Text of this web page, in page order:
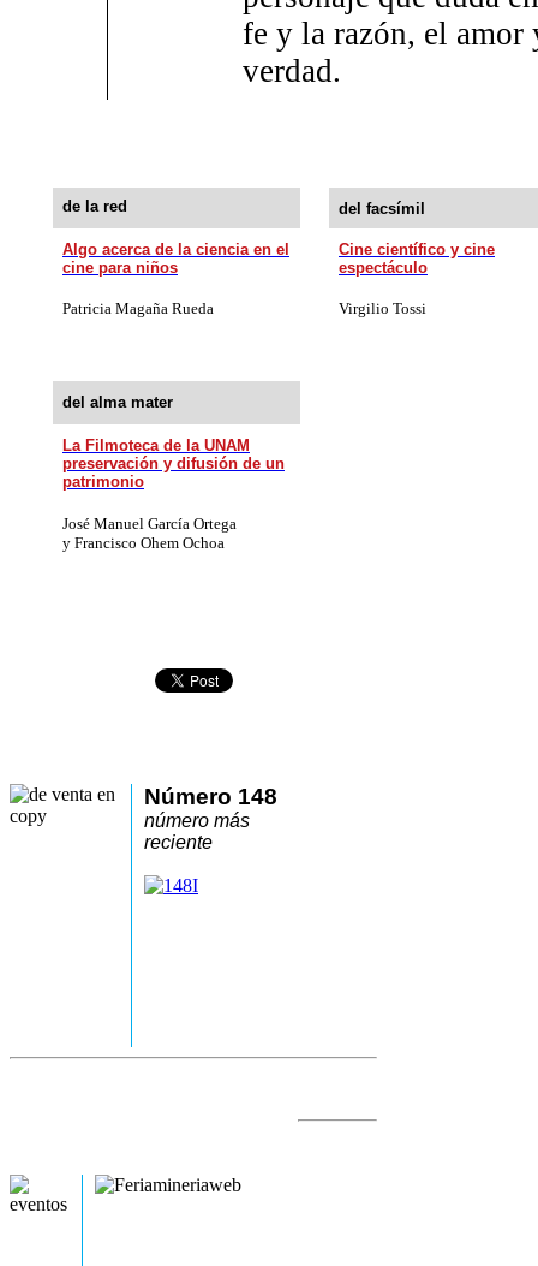
fe y la razón, el amor
verdad.
de la red del facsímil
Algo acerca de la ciencia en el
cine para niños
Cine científico y cine
espectáculo
Patricia Magaña Rueda Virgilio Tossi
del alma mater
La Filmoteca de la UNAM
preservación y difusión de un
patrimonio
José Manuel García Ortega
y Francisco Ohem Ochoa
Número 148
número más
reciente